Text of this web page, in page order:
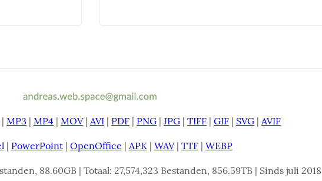
| MP3 | MP4 | MOV| AVI | PDF | PNG | JPG | TIFF | GIF | SVG | AVIF
| PowerPoint| OpenOffice | APK| WAV| TTF| WEBP
88.60GB | Totaal: 27,574,323 Bestanden, 856.59TB | Sinds juli 2018